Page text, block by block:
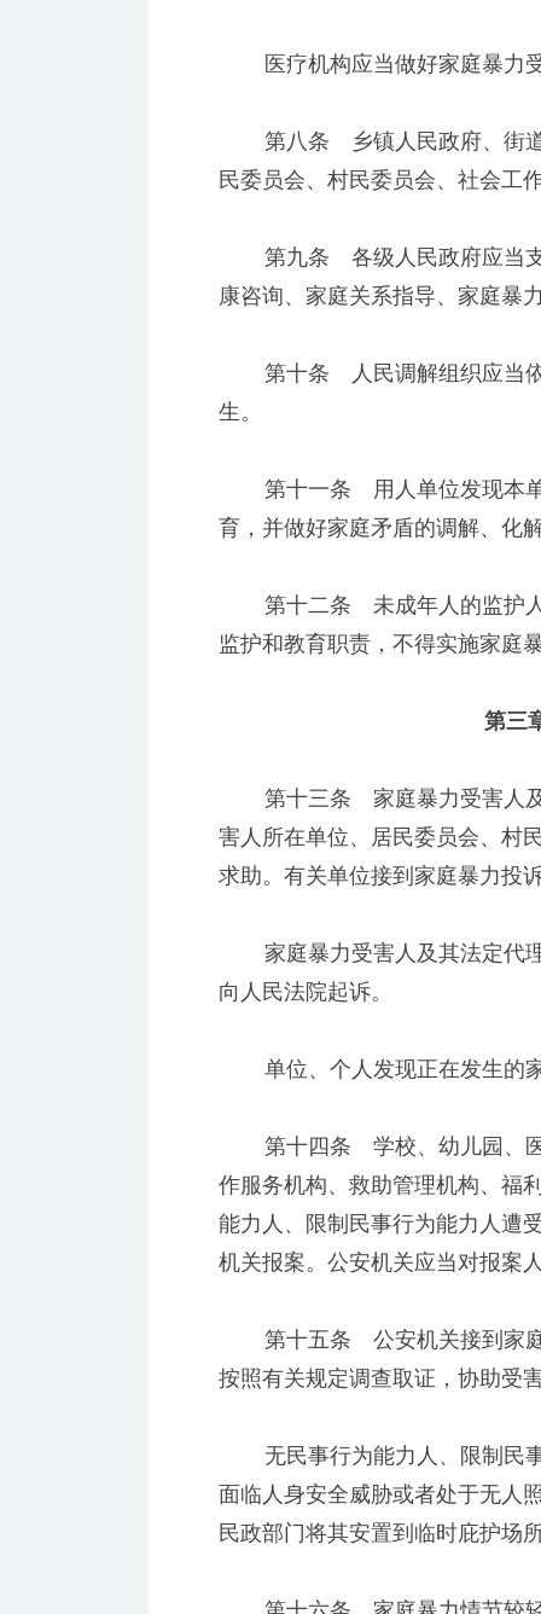
医疗机构应当做好家庭暴力
第八条 乡镇人民政府、街道
民委员会、村民委员会、社会工
第九条 各级人民政府应当支
康咨询、家庭关系指导、家庭暴
第十条 人民调解组织应当依
生。
第十一条 用人单位发现本单
育，并做好家庭矛盾的调解、化
第十二条 未成年人的监护人
监护和教育职责，不得实施家庭
第三
第十三条 家庭暴力受害人及
害人所在单位、居民委员会、村
求助。有关单位接到家庭暴力投
家庭暴力受害人及其法定代理
向人民法院起诉。
单位、个人发现正在发生的
第十四条 学校、幼儿园、医
作服务机构、救助管理机构、福
能力人、限制民事行为能力人遭
机关报案。公安机关应当对报案
第十五条 公安机关接到家庭
按照有关规定调查取证，协助受
无民事行为能力人、限制民事
面临人身安全威胁或者处于无人
民政部门将其安置到临时庇护场